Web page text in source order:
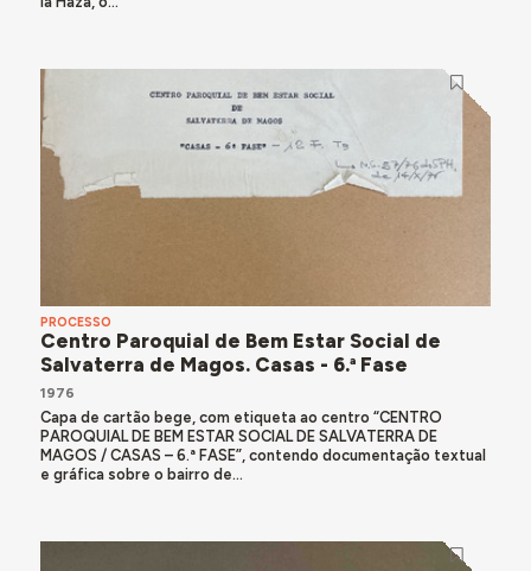
PROCESSO
Centro Paroquial de Bem Estar Social de
Salvaterra de Magos. Casas - 6.ª Fase
1976
Capa de cartão bege, com etiqueta ao centro “CENTRO
PAROQUIAL DE BEM ESTAR SOCIAL DE SALVATERRA DE
MAGOS / CASAS – 6.ª FASE”, contendo documentação textual
e gráfica sobre o bairro de...